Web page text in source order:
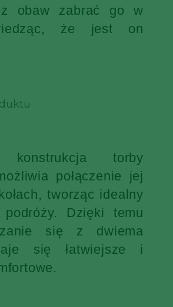
obaw zabrać go w
że jest on
konstrukcja torby
połączenie jej
tworząc idealny
Dzięki temu
się z dwiema
się łatwiejsze i